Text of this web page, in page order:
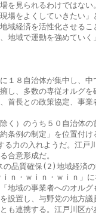
を見られるわけではない。
場をよくしていきたい」と
域経済を活性化させること
地域で運動を強めていく」
１８自治体が集中し、中で
し、多数の専従オルグを確
首長との政策協定、事業者
く）のうち５０自治体の首
条例の制定」を位置付ける
力の入れようだ。江戸川区
合意形成だ。
品質確保(2)地域経済の活
ｎ・ｗｉｎ・ｗｉｎ」にな
地域の事業者へのオルグも
設置し、与野党の地方議員
も連携する。江戸川区があ